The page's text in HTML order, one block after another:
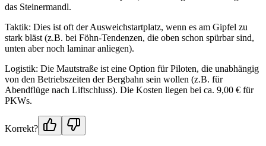
das Steinermandl.
Taktik: Dies ist oft der Ausweichstartplatz, wenn es am Gipfel zu
stark bläst (z.B. bei Föhn-Tendenzen, die oben schon spürbar sind,
unten aber noch laminar anliegen).
Logistik: Die Mautstraße ist eine Option für Piloten, die unabhängig
von den Betriebszeiten der Bergbahn sein wollen (z.B. für
Abendflüge nach Liftschluss). Die Kosten liegen bei ca. 9,00 € für
PKWs.
Korrekt?